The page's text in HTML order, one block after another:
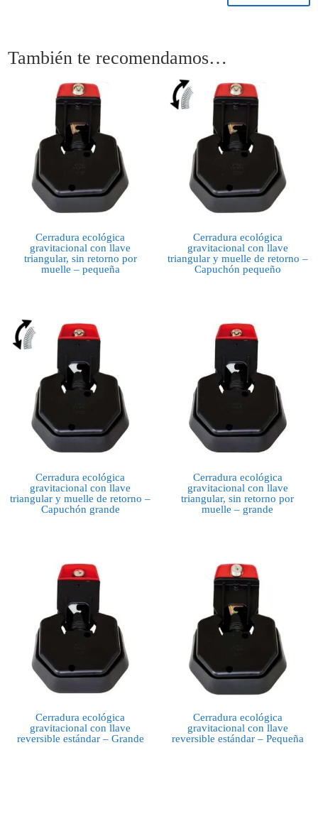
También te recomendamos…
Cerradura ecológica
gravitacional con llave
triangular, sin retorno por
muelle – pequeña
Cerradura ecológica
gravitacional con llave
triangular y muelle de retorno –
Capuchón pequeño
Cerradura ecológica
gravitacional con llave
triangular y muelle de retorno –
Capuchón grande
Cerradura ecológica
gravitacional con llave
triangular, sin retorno por
muelle – grande
Cerradura ecológica
gravitacional con llave
reversible estándar – Grande
Cerradura ecológica
gravitacional con llave
reversible estándar – Pequeña